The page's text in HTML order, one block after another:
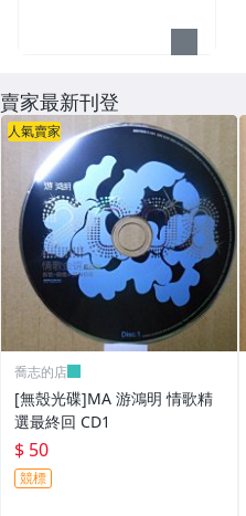
賣家最新刊登
人氣賣家
喬志的店
[無殼光碟]MA 游鴻明 情歌精
選最終回 CD1
$ 50
競標